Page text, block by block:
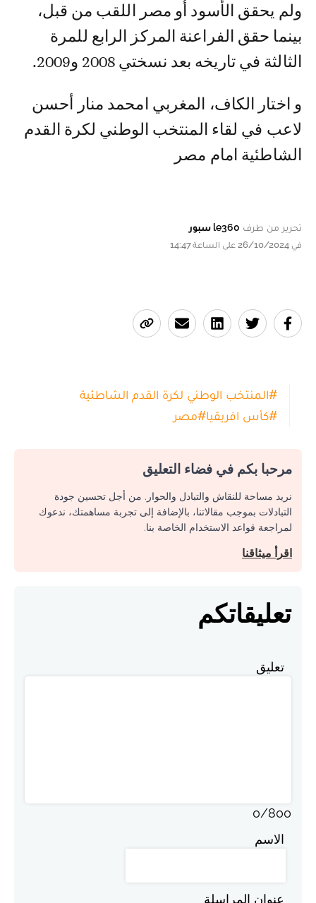
ولم يحقق الأسود أو مصر اللقب من قبل،
بينما حقق الفراعنة المركز الرابع للمرة
الثالثة في تاريخه بعد نسختي 2008 و2009.
و اختار الكاف، المغربي امحمد منار أحسن
لاعب في لقاء المنتخب الوطني لكرة القدم
الشاطئية امام مصر
تحرير من طرف le360 سبور
في 26/10/2024 على الساعة 14:47
#المنتخب الوطني لكرة القدم الشاطئية
#كأس افريقيا#مصر
مرحبا بكم في فضاء التعليق
نريد مساحة للنقاش والتبادل والحوار. من أجل تحسين جودة
التبادلات بموجب مقالاتنا، بالإضافة إلى تجربة مساهمتك، ندعوك
لمراجعة قواعد الاستخدام الخاصة بنا.
اقرأ ميثاقنا
تعليقاتكم
تعليق
0/800
الاسم
عنوان المراسلة